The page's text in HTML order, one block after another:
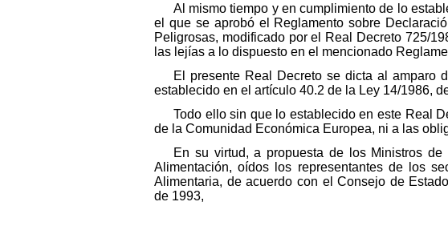
Al mismo tiempo y en cumplimiento de lo
el que se aprobó el Reglamento sobre
Peligrosas, modificado por el Real Decreto 725/
las lejías a lo dispuesto en el mencionado
El presente Real Decreto se dicta al amparo
establecido en el artículo 40.2 de la Ley 14/1986,
Todo ello sin que lo establecido en este Real
de la Comunidad Económica Europea, ni a las
En su virtud, a propuesta de los Ministros
Alimentación, oídos los representantes de los
Alimentaria, de acuerdo con el Consejo de
de 1993,